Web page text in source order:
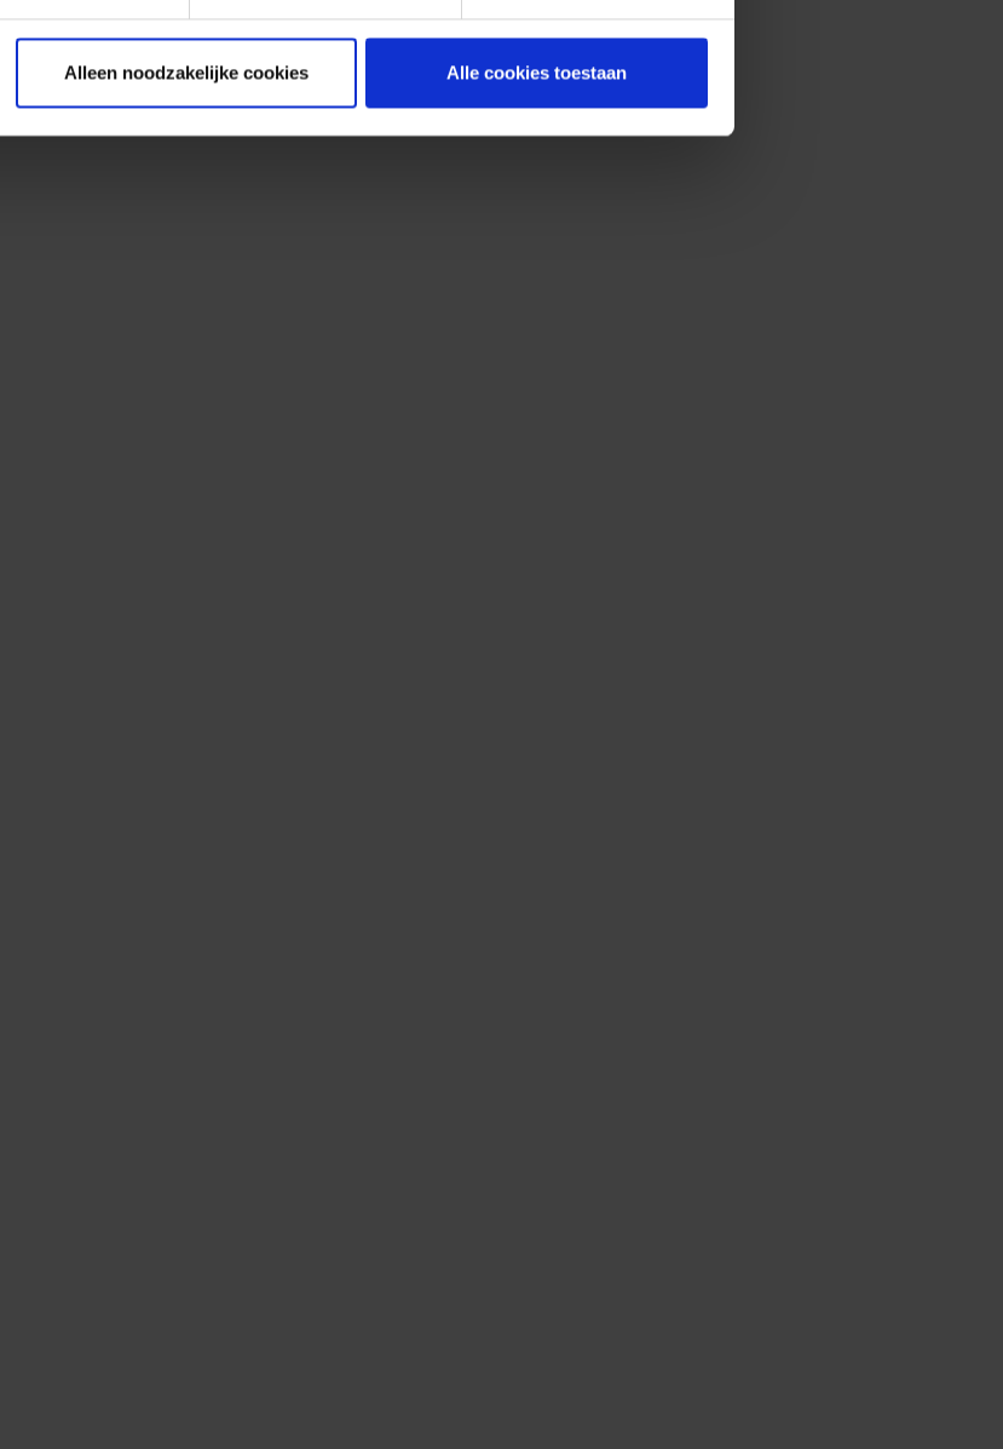
Alleen noodzakelijke cookies Alle cookies toestaan